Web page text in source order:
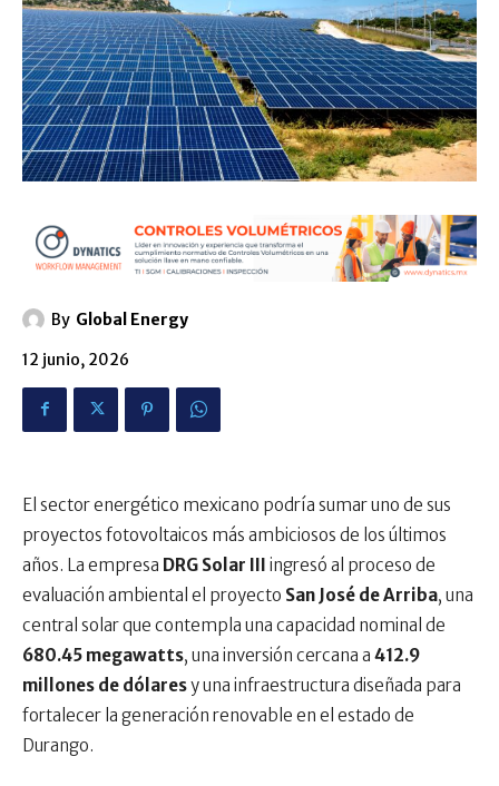
By Global Energy
12 junio, 2026
El sector energético mexicano podría sumar uno de sus
proyectos fotovoltaicos más ambiciosos de los últimos
años. La empresa DRG Solar III ingresó al proceso de
evaluación ambiental el proyecto San José de Arriba, una
central solar que contempla una capacidad nominal de
680.45 megawatts, una inversión cercana a 412.9
millones de dólaresy una infraestructura diseñada para
fortalecer la generación renovable en el estado de
Durango.